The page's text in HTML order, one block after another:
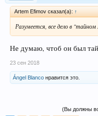
Artem Efimov сказал(а): ↑
Разумеется, все дело в
Не думаю, чтоб он был
23 сен 2018
Ángel Blanco нравится это.
(Вы должны